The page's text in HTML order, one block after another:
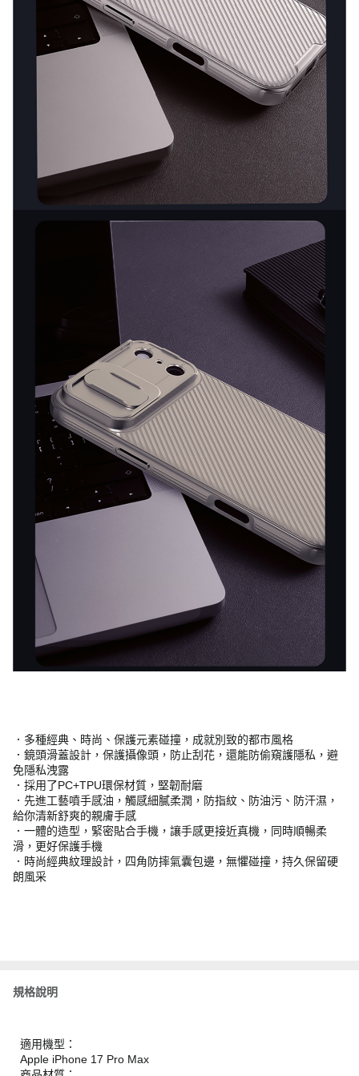
．多種經典、時尚、保護元素碰撞，成就別致的都市風格
．鏡頭滑蓋設計，保護攝像頭，防止刮花，還能防偷窺護隱私，避
免隱私洩露
．採用了PC+TPU環保材質，堅韌耐磨
．先進工藝噴手感油，觸感細膩柔潤，防指紋、防油污、防汗濕，
給你清新舒爽的親膚手感
．一體的造型，緊密貼合手機，讓手感更接近真機，同時順暢柔
滑，更好保護手機
．時尚經典紋理設計，四角防摔氣囊包邊，無懼碰撞，持久保留硬
朗風采
規格說明
適用機型：
Apple iPhone 17 Pro Max